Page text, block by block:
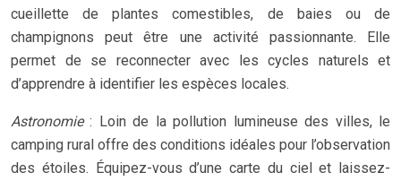
cueillette de plantes comestibles, de baies ou de
champignons peut être une activité passionnante. Elle
permet de se reconnecter avec les cycles naturels et
d’apprendre à identifier les espèces locales.
Astronomie: Loin de la pollution lumineuse des villes, le
camping rural offre des conditions idéales pour l’observation
des étoiles. Équipez-vous d’une carte du ciel et laissez-